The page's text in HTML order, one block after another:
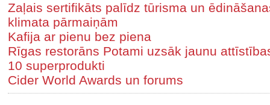
Zaļais sertifikāts palīdz tūrisma un
klimata pārmaiņām
Kafija ar pienu bez piena
Rīgas restorāns Potami uzsāk jaunu
10 superprodukti
Cider World Awards un forums